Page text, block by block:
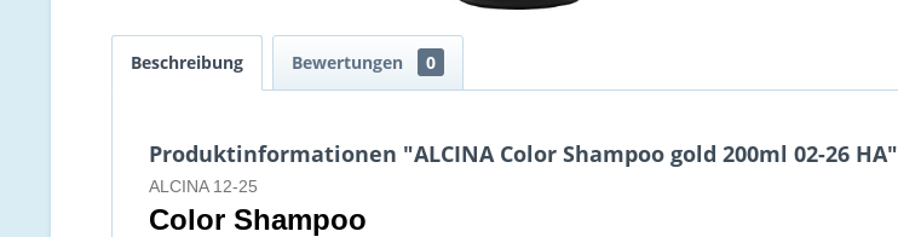
Beschreibung Bewertungen 0
Produktinformationen "ALCINA Color Shampoo gold 200ml 02-26 HA"
ALCINA 12-25
Color Shampoo